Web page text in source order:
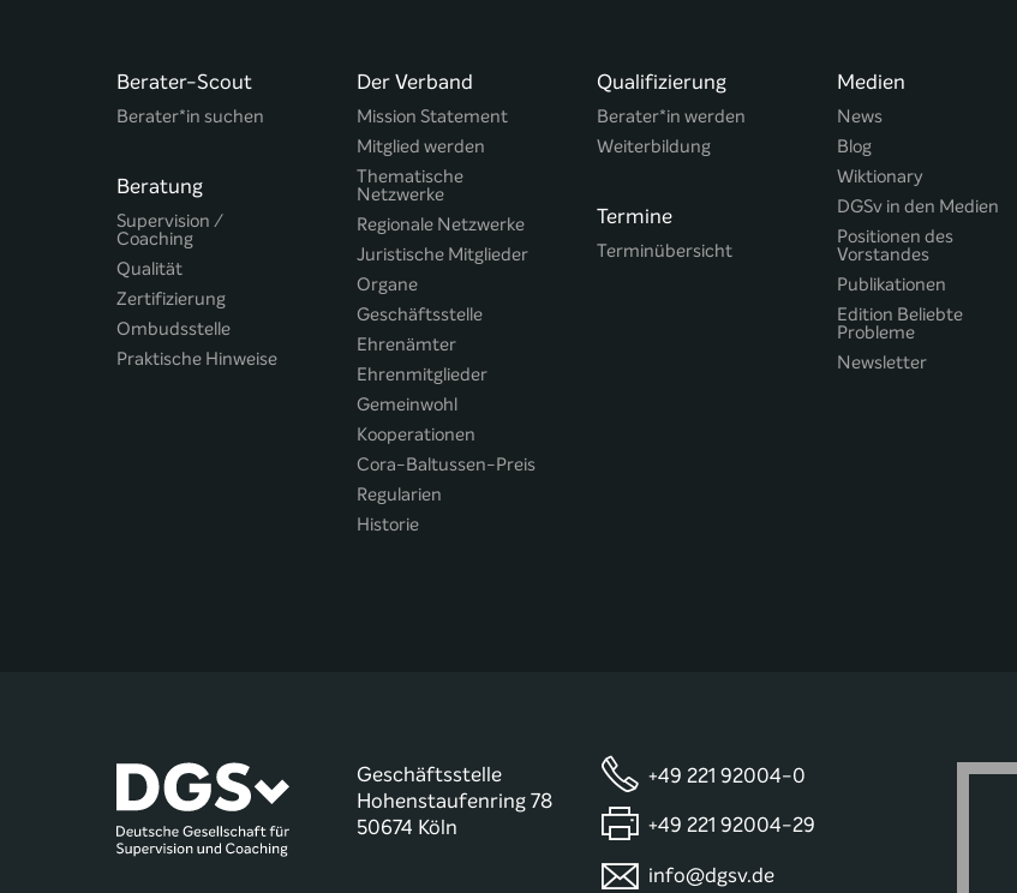
Berater-Scout
Berater*in suchen
Beratung
Supervision /
Coaching
Qualität
Zertifizierung
Ombudsstelle
Praktische Hinweise
Der Verband
Mission Statement
Mitglied werden
Thematische
Netzwerke
Regionale Netzwerke
Juristische Mitglieder
Organe
Geschäftsstelle
Ehrenämter
Ehrenmitglieder
Gemeinwohl
Kooperationen
Cora-Baltussen-Preis
Regularien
Historie
Qualifizierung
Berater*in werden
Weiterbildung
Termine
Terminübersicht
Medien
News
Blog
Wiktionary
DGSv in den Medien
Positionen des
Vorstandes
Publikationen
Edition Beliebte
Probleme
Newsletter
Geschäftsstelle
Hohenstaufenring 78
50674 Köln
+49 221 92004-0
+49 221 92004-29
info@dgsv.de